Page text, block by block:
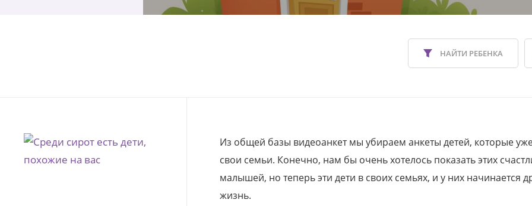
НАЙТИ РЕБЕНКА
Из общей базы видеоанкет мы убираем анкеты детей, которые
свои семьи. Конечно, нам бы очень хотелось показать этих
малышей, но теперь эти дети в своих семьях, и у них начинается
жизнь.